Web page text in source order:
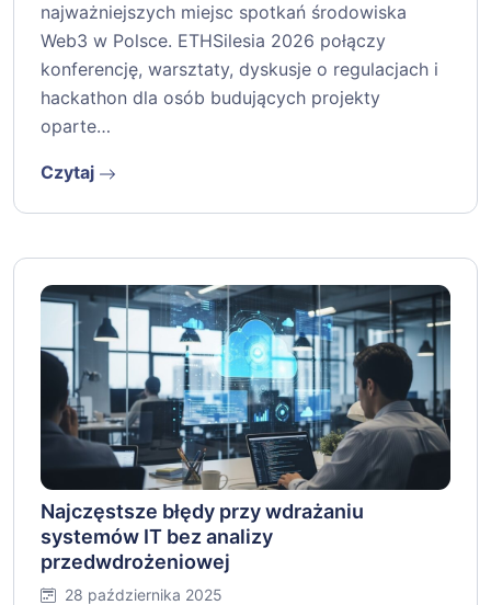
najważniejszych miejsc spotkań środowiska
Web3 w Polsce. ETHSilesia 2026 połączy
konferencję, warsztaty, dyskusje o regulacjach i
hackathon dla osób budujących projekty
oparte…
Czytaj
Najczęstsze błędy przy wdrażaniu
systemów IT bez analizy
przedwdrożeniowej
28 października 2025